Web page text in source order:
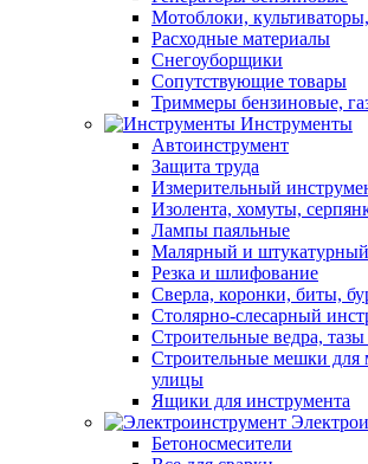
Мотоблоки,
Расходные материалы
Снегоуборщики
Сопутствующие товары
Триммеры бензиновые,
Инструменты
Автоинструмент
Защита труда
Измерительный
Изолента, хомуты,
Лампы паяльные
Малярный и
Резка и шлифование
Сверла, коронки, биты,
Столярно-слесарный
Строительные ведра,
Строительные мешки для
улицы
Ящики для инструмента
Бетоносмесители